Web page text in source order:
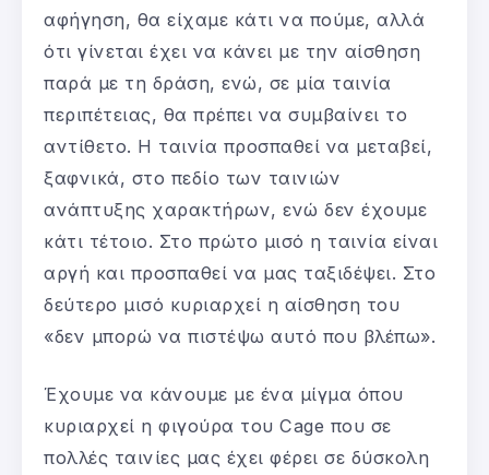
αφήγηση, θα είχαμε κάτι να πούμε, αλλά
ότι γίνεται έχει να κάνει με την αίσθηση
παρά με τη δράση, ενώ, σε μία ταινία
περιπέτειας, θα πρέπει να συμβαίνει το
αντίθετο. Η ταινία προσπαθεί να μεταβεί,
ξαφνικά, στο πεδίο των ταινιών
ανάπτυξης χαρακτήρων, ενώ δεν έχουμε
κάτι τέτοιο. Στο πρώτο μισό η ταινία είναι
αργή και προσπαθεί να μας ταξιδέψει. Στο
δεύτερο μισό κυριαρχεί η αίσθηση του
«δεν μπορώ να πιστέψω αυτό που βλέπω».
Έχουμε να κάνουμε με ένα μίγμα όπου
κυριαρχεί η φιγούρα του Cage που σε
πολλές ταινίες μας έχει φέρει σε δύσκολη